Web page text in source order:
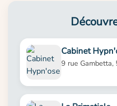
Cabinet
9 rue